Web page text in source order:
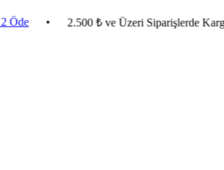
• 2.500 ₺ ve Üzeri Siparişlerde Kargo